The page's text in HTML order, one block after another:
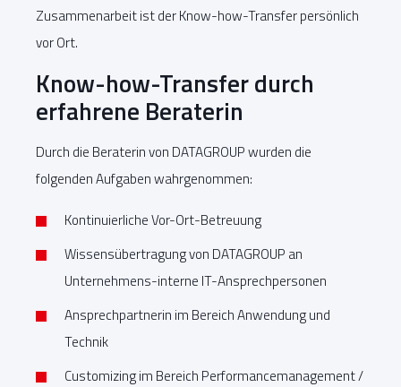
Zusammenarbeit ist der Know-how-Transfer persönlich
vor Ort.
Know-how-Transfer durch
erfahrene Beraterin
Durch die Beraterin von DATAGROUP wurden die
folgenden Aufgaben wahrgenommen:
Kontinuierliche Vor-Ort-Betreuung
Wissensübertragung von DATAGROUP an
Unternehmens-interne IT-Ansprechpersonen
Ansprechpartnerin im Bereich Anwendung und
Technik
Customizing im Bereich Performancemanagement /